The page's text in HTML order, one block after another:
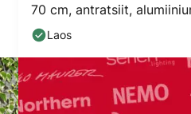
70 cm, antratsiit,
Laos